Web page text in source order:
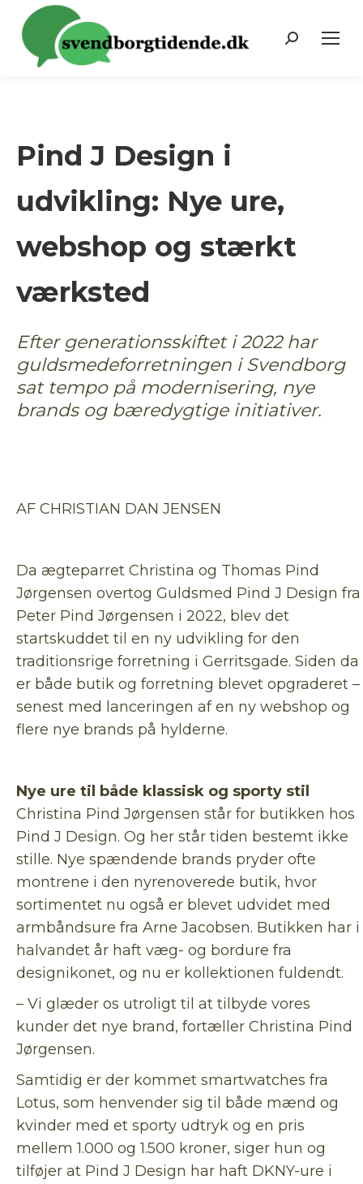
Search:
Pind J Design i
udvikling: Nye ure,
webshop og stærkt
værksted
Efter generationsskiftet i 2022 har
guldsmedeforretningen i Svendborg
sat tempo på modernisering, nye
brands og bæredygtige initiativer.
AF CHRISTIAN DAN JENSEN
Da ægteparret Christina og Thomas Pind
Jørgensen overtog Guldsmed Pind J Design fra
Peter Pind Jørgensen i 2022, blev det
startskuddet til en ny udvikling for den
traditionsrige forretning i Gerritsgade. Siden da
er både butik og forretning blevet opgraderet –
senest med lanceringen af en ny webshop og
flere nye brands på hylderne.
Nye ure til både klassisk og sporty stil
Christina Pind Jørgensen står for butikken hos
Pind J Design. Og her står tiden bestemt ikke
stille. Nye spændende brands pryder ofte
montrene i den nyrenoverede butik, hvor
sortimentet nu også er blevet udvidet med
armbåndsure fra Arne Jacobsen. Butikken har i
halvandet år haft væg- og bordure fra
designikonet, og nu er kollektionen fuldendt.
– Vi glæder os utroligt til at tilbyde vores
kunder det nye brand, fortæller Christina Pind
Jørgensen.
Samtidig er der kommet smartwatches fra
Lotus, som henvender sig til både mænd og
kvinder med et sporty udtryk og en pris
mellem 1.000 og 1.500 kroner, siger hun og
tilføjer at Pind J Design har haft DKNY-ure i